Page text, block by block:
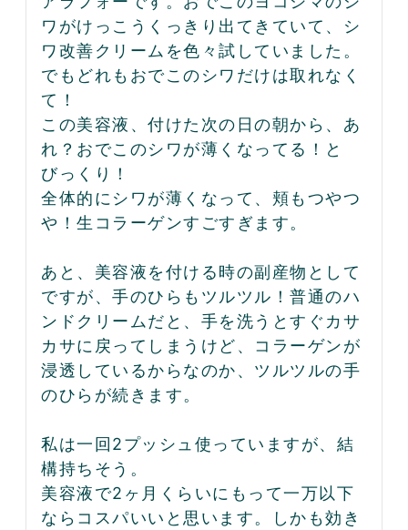
ワがけっこうくっきり出てきていて、シ
ワ改善クリームを色々試していました。
でもどれもおでこのシワだけは取れなく
て！
この美容液、付けた次の日の朝から、あ
れ？おでこのシワが薄くなってる！と
びっくり！
全体的にシワが薄くなって、頬もつやつ
や！生コラーゲンすごすぎます。
あと、美容液を付ける時の副産物として
ですが、手のひらもツルツル！普通のハ
ンドクリームだと、手を洗うとすぐカサ
カサに戻ってしまうけど、コラーゲンが
浸透しているからなのか、ツルツルの手
のひらが続きます。
私は一回2プッシュ使っていますが、結
構持ちそう。
美容液で2ヶ月くらいにもって一万以下
ならコスパいいと思います。しかも効き